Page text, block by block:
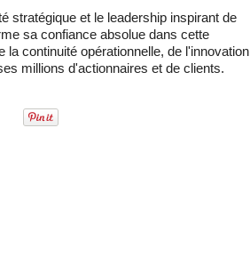
stratégique et le leadership inspirant de
sa confiance absolue dans cette
continuité opérationnelle, de l'innovation
millions d'actionnaires et de clients.